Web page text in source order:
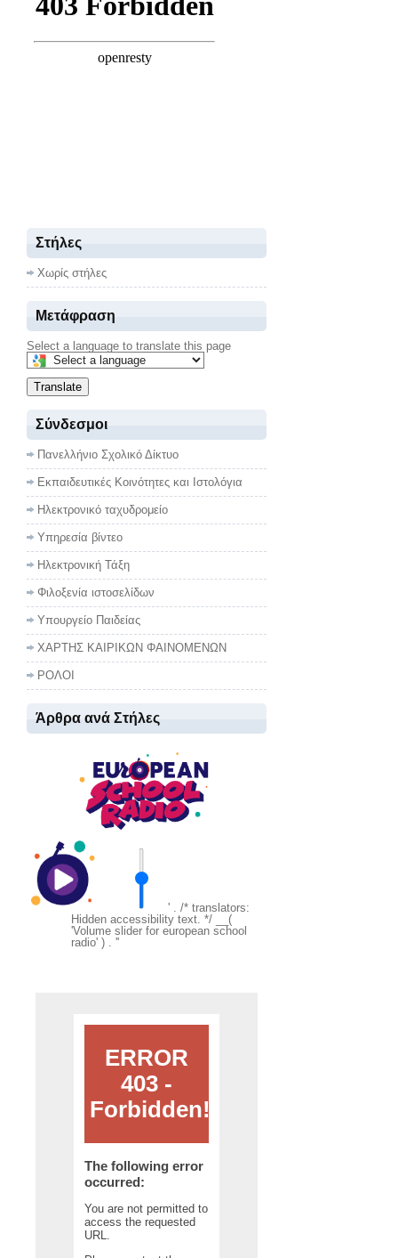
Στήλες
Χωρίς στήλες
Μετάφραση
Select a language to translate this page
Translate
Σύνδεσμοι
Πανελλήνιο Σχολικό Δίκτυο
Εκπαιδευτικές Κοινότητες και Ιστολόγια
Ηλεκτρονικό ταχυδρομείο
Υπηρεσία βίντεο
Ηλεκτρονική Τάξη
Φιλοξενία ιστοσελίδων
Υπουργείο Παιδείας
ΧΑΡΤΗΣ ΚΑΙΡΙΚΩΝ ΦΑΙΝΟΜΕΝΩΝ
ΡΟΛΟΙ
Άρθρα ανά Στήλες
' . /* translators:
Hidden accessibility text. */ __(
'Volume slider for european school
radio' ) . ''